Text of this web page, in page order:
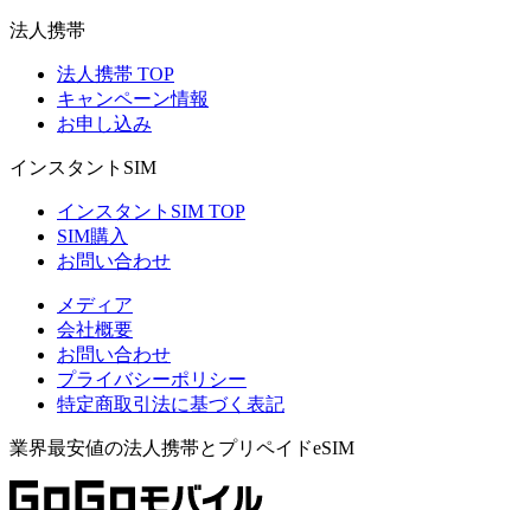
法人携帯
法人携帯 TOP
キャンペーン情報
お申し込み
インスタントSIM
インスタントSIM TOP
SIM購入
お問い合わせ
メディア
会社概要
お問い合わせ
プライバシーポリシー
特定商取引法に基づく表記
業界最安値の法人携帯とプリペイドeSIM